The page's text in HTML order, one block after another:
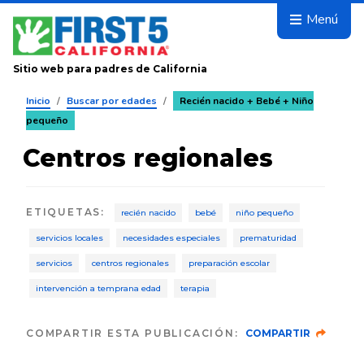
Avanza
Menú
Sitio web para padres de California
Inicio / Buscar por edades /
Recién nacido + Bebé + Niño
pequeño
Centros regionales
ETIQUETAS : recién nacido bebé niño pequeño
servicios locales necesidades especiales prematuridad
servicios centros regionales preparación escolar
intervención a temprana edad terapia
COMPARTIR ESTA PUBLICACIÓN: COMPARTIR